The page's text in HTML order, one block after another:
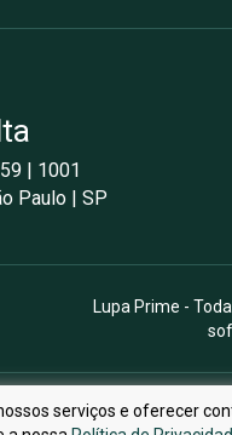
| 1001
Paulo | SP
Lupa Prime -
serviços e oferecer